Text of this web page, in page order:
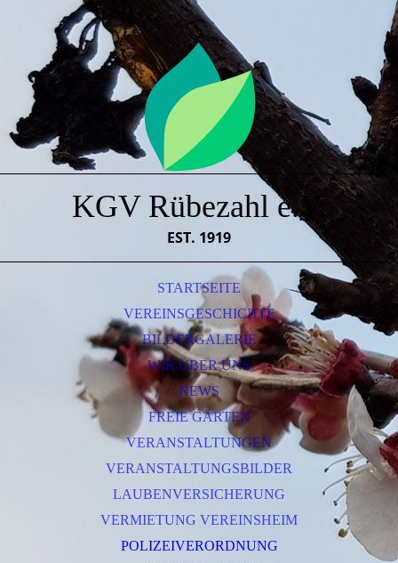
KGV Rübezahl e.V.
EST. 1919
STARTSEITE
VEREINSGESCHICHTE
BILDERGALERIE
WIR ÜBER UNS
NEWS
FREIE GÄRTEN
VERANSTALTUNGEN
VERANSTALTUNGSBILDER
LAUBENVERSICHERUNG
VERMIETUNG VEREINSHEIM
POLIZEIVERORDNUNG